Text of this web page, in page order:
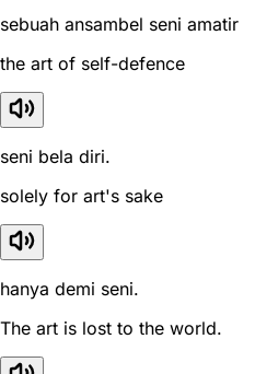
sebuah ansambel seni amatir
the art of self-defence
seni bela diri.
solely for art's sake
hanya demi seni.
The art is lost to the world.